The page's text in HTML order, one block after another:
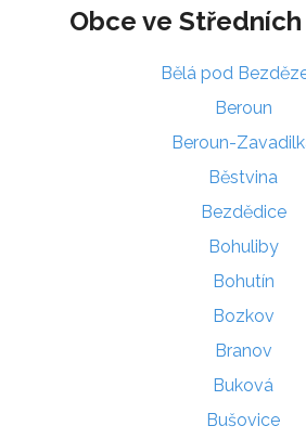
Obce ve
Bělá pod
Beroun
Beroun-
Běstvina
Bezdědice
Bohuliby
Bohutín
Bozkov
Branov
Buková
Bušovice